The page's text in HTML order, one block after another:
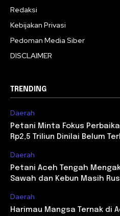
Redaksi
Kebijakan Privasi
Pedoman Media Siber
DISCLAIMER
TRENDING
Daerah
Petani Minta Fokus
Rp2,5 Triliun Dinilai Belum
Daerah
Petani Aceh Tengah
Sawah dan Kebun Masih
Daerah
Harimau Mangsa Ternak di